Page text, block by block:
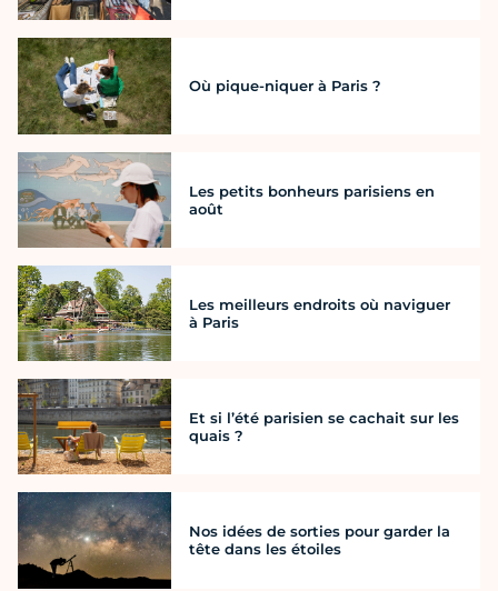
Où pique-niquer à Paris ?
Les petits bonheurs parisiens en
août
Les meilleurs endroits où naviguer
à Paris
Et si l’été parisien se cachait sur les
quais ?
Nos idées de sorties pour garder la
tête dans les étoiles